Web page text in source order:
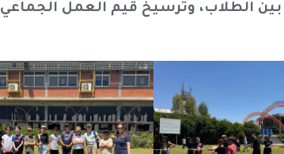
الطلاب، وترسيخ قيم العمل الجماعي